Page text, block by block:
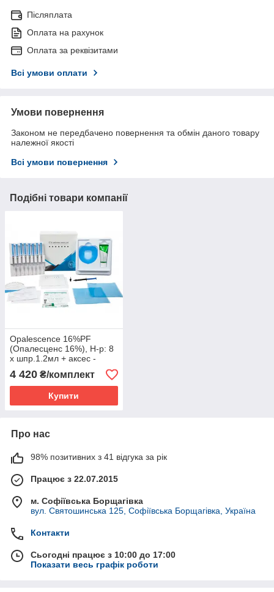
Післяплата
Оплата на рахунок
Оплата за реквізитами
Всі умови оплати
Умови повернення
Законом не передбачено повернення та обмін даного товару
належної якості
Всі умови повернення
Подібні товари компанії
Opalescence 16%PF
(Опалесценс 16%), Н-р: 8
х шпр.1.2мл + аксес -
Відбілюючий гель
(Ultradent )
4 420 ₴/комплект
Купити
Про нас
98% позитивних з 41 відгука за рік
Працює з 22.07.2015
м. Софіївська Борщагівка
вул. Святошинська 125, Софіївська Борщагівка, Україна
Контакти
Сьогодні працює з 10:00 до 17:00
Показати весь графік роботи